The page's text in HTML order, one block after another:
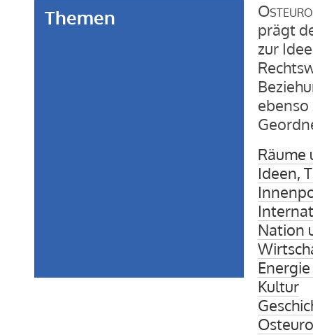
Themen
prägt
zur
Räume
Ideen,
Nation
Kultur